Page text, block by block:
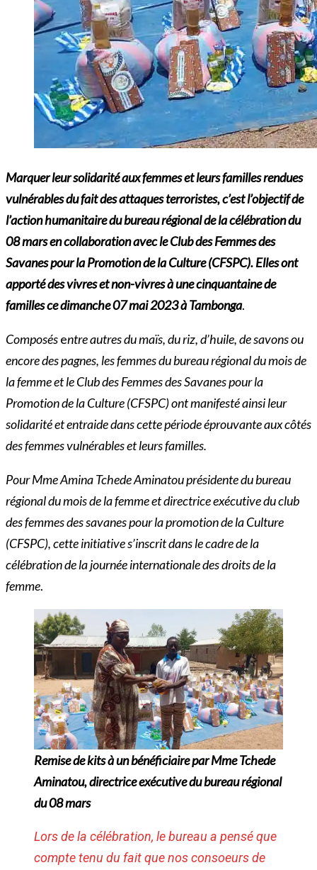
Marquer leur solidarité aux femmes et leurs familles rendues
vulnérables du fait des attaques terroristes, c’est l’objectif de
l’action humanitaire du bureau régional de la célébration du
08 mars en collaboration avec le Club des Femmes des
Savanes pour la Promotion de la Culture (CFSPC). Elles ont
apporté des vivres et non-vivres à une cinquantaine de
familles ce dimanche 07 mai 2023 à Tambonga.
Composésentre autres du maïs, du riz, d’huile, de savons ou
encore des pagnes, les femmes du bureau régional du mois de
la femme et le Club des Femmes des Savanes pour la
Promotion de la Culture (CFSPC) ont manifesté ainsi leur
solidarité et entraide dans cette période éprouvante aux côtés
des femmes vulnérables et leurs familles.
Pour Mme Amina Tchede Aminatou présidente du bureau
régional du mois de la femme et directrice exécutive du club
des femmes des savanes pour la promotion de la Culture
(CFSPC), cette initiative s’inscrit dans le cadre de la
célébration de la journée internationale des droits de la
femme.
Remise de kits à un bénéficiaire par Mme Tchede
Aminatou, directrice exécutive du bureau régional
du 08 mars
Lors de la célébration, le bureau a pensé que
compte tenu du fait que nos consoeurs de